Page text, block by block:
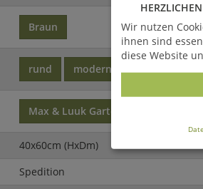
Braun
rund modern
Max & Luuk Gartenmöbel
40x60cm (HxDm)
Spedition
Wir nutzen
ihnen sind
diese Website